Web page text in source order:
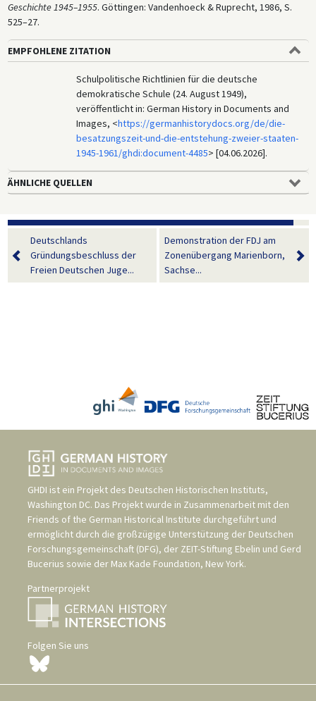
Geschichte 1945–1955. Göttingen: Vandenhoeck & Ruprecht, 1986, S.
525–27.
EMPFOHLENE ZITATION
Schulpolitische Richtlinien für die deutsche
demokratische Schule (24. August 1949),
veröffentlicht in: German History in Documents and
Images, <https://germanhistorydocs.org/de/die-
besatzungszeit-und-die-entstehung-zweier-staaten-
1945-1961/ghdi:document-4485> [04.06.2026].
ÄHNLICHE QUELLEN
Deutschlands
Gründungsbeschluss der
Freien Deutschen Juge...
Demonstration der FDJ am
Zonenübergang Marienborn,
Sachse...
GHDI ist ein Projekt des Deutschen Historischen Instituts,
Washington DC. Das Projekt wurde in Zusammenarbeit mit den
Friends of the German Historical Institute durchgeführt und
ermöglicht durch die großzügige Unterstützung der Deutschen
Forschungsgemeinschaft (DFG), der ZEIT-Stiftung Ebelin und Gerd
Bucerius sowie der Max Kade Foundation, New York.
Partnerprojekt
Folgen Sie uns